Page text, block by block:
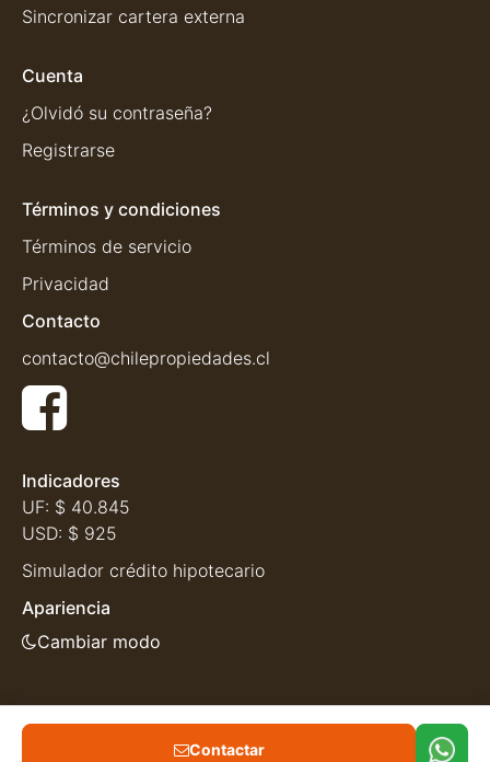
Contactar
Sincronizar cartera externa
Cuenta
¿Olvidó su contraseña?
Registrarse
Términos y condiciones
Términos de servicio
Privacidad
Contacto
contacto@chilepropiedades.cl
Indicadores
UF: $ 40.845
USD: $ 925
Simulador crédito hipotecario
Apariencia
Cambiar modo